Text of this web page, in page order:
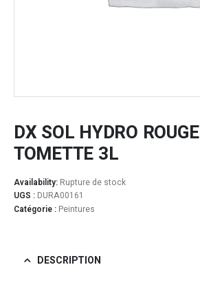
DX SOL HYDRO ROUGE
TOMETTE 3L
Availability: Rupture de stock
UGS : DURA00161
Catégorie : Peintures
DESCRIPTION